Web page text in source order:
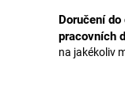
Doručení do
pracovních
na jakékoliv